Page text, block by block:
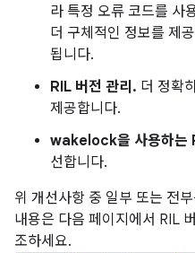
라 특정 오류 코드를 사
더 구체적인 정보를 제
됩니다.
RIL 버전 관리. 더 정확
제공합니다.
wakelock을 사용하는
선합니다.
위 개선사항 중 일부 또는 전
내용은 다음 페이지에서 RIL
조하세요.